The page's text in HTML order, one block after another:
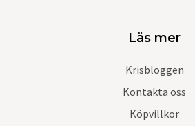
Läs mer
Krisbloggen
Kontakta oss
Köpvillkor